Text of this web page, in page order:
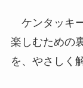
ケンタッキ
楽しむための
を、やさしく